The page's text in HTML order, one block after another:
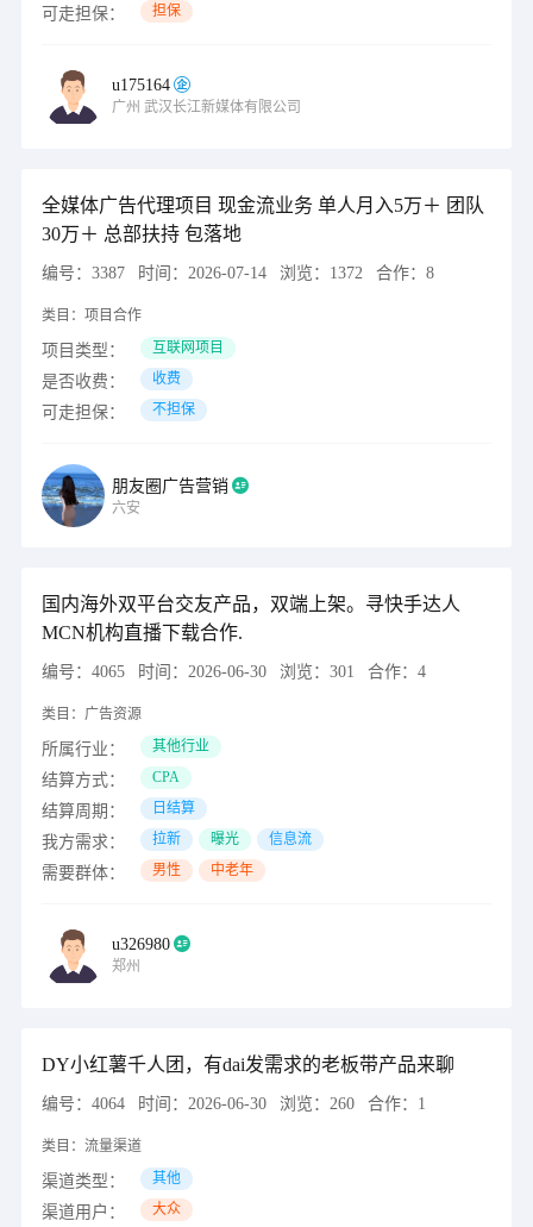
可走担保： 担保
u175164
广州 武汉长江新媒体有限公司
全媒体广告代理项目 现金流业务 单人月入5万＋ 团队
30万＋ 总部扶持 包落地
编号： 3387 时间： 2026-07-14 浏览： 1372 合作： 8
类目： 项目合作
项目类型： 互联网项目
是否收费： 收费
可走担保： 不担保
朋友圈广告营销
六安
国内海外双平台交友产品，双端上架。寻快手达人
MCN机构直播下载合作.
编号： 4065 时间： 2026-06-30 浏览： 301 合作： 4
类目： 广告资源
所属行业： 其他行业
结算方式： CPA
结算周期： 日结算
我方需求： 拉新 曝光 信息流
需要群体： 男性 中老年
u326980
郑州
DY小红薯千人团，有dai发需求的老板带产品来聊
编号： 4064 时间： 2026-06-30 浏览： 260 合作： 1
类目： 流量渠道
渠道类型： 其他
渠道用户： 大众